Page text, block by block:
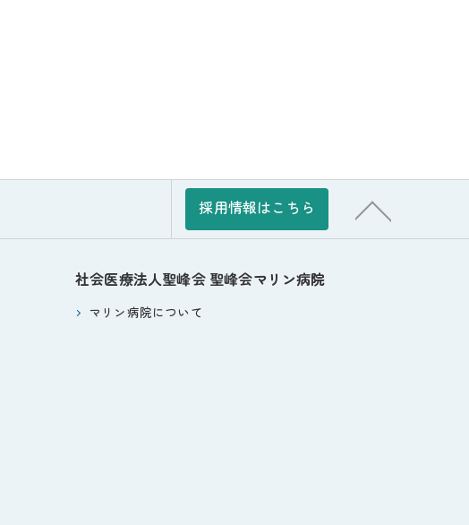
採用情報はこちら
社会医療法人聖峰会 聖峰会マリン病院
マリン病院について